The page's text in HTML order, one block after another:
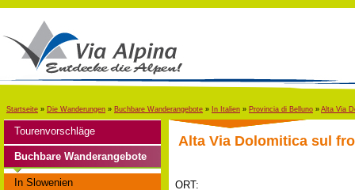
Startseite » Die Wanderungen » Buchbare Wanderangebote » In Italien » Provincia di Belluno » Alta Via
Tourenvorschläge
Buchbare Wanderangebote
In Slowenien
Alta Via Dolomitica sul
ORT: